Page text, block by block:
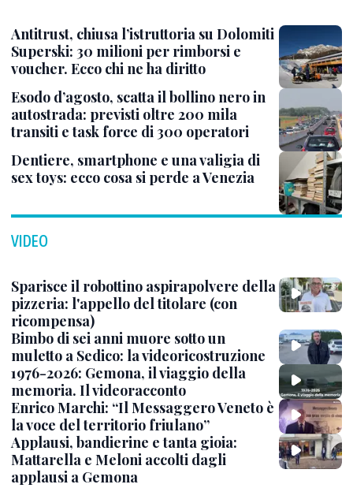
Antitrust, chiusa l’istruttoria su Dolomiti
Superski: 30 milioni per rimborsi e
voucher. Ecco chi ne ha diritto
Esodo d’agosto, scatta il bollino nero in
autostrada: previsti oltre 200 mila
transiti e task force di 300 operatori
Dentiere, smartphone e una valigia di
sex toys: ecco cosa si perde a Venezia
VIDEO
Sparisce il robottino aspirapolvere della
pizzeria: l'appello del titolare (con
ricompensa)
Bimbo di sei anni muore sotto un
muletto a Sedico: la videoricostruzione
1976-2026: Gemona, il viaggio della
memoria. Il videoracconto
Enrico Marchi: “Il Messaggero Veneto è
la voce del territorio friulano”
Applausi, bandierine e tanta gioia:
Mattarella e Meloni accolti dagli
applausi a Gemona